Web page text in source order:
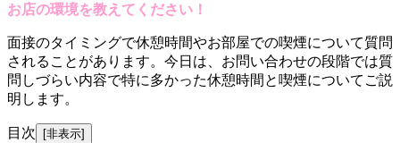
お店の環境を教えてください！
面接のタイミングで休憩時間やお部屋での喫煙について質問
されることがあります。今日は、お問い合わせの段階では質
問しづらい内容で特に多かった休憩時間と喫煙についてご説
明します。
目次 [非表示]